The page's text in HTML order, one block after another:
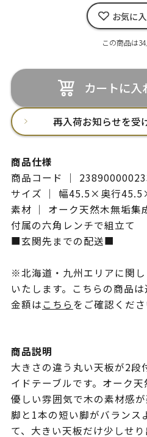
お気に
この商品は
カートに入
再入荷お知らせを受
商品仕様
商品コード ｜
サイズ ｜ 幅45.5×奥行
素材 ｜ オーク天然木無垢集
付属の六角レンチで組立て
■玄関先までの配送■
※北海道・九州エリアに関
いたします。こちらの商品は
金額はこちらをご確認くださ
商品説明
大きさの違う丸い天板が2段
イドテーブルです。オーク
優しい雰囲気で木の素材感
脚と1本の短い脚がバランス
て、大きい天板だけ少しせ